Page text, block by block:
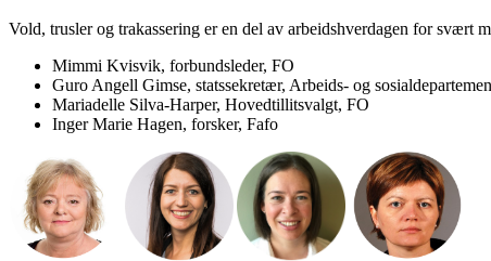
Vold, trusler og trakassering er en del av arbeidshverdagen for svært
Mimmi Kvisvik, forbundsleder, FO
Guro Angell Gimse, statssekretær, Arbeids- og
Mariadelle Silva-Harper, Hovedtillitsvalgt, FO
Inger Marie Hagen, forsker, Fafo